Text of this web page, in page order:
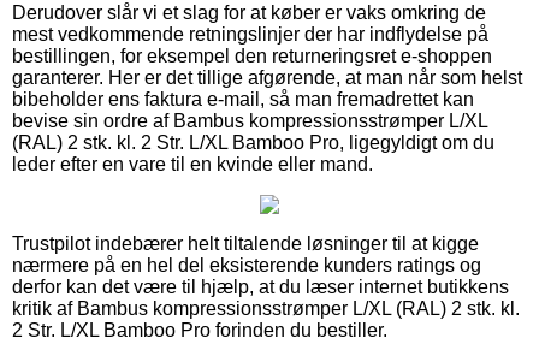
Derudover slår vi et slag for at køber er vaks omkring de
mest vedkommende retningslinjer der har indflydelse på
bestillingen, for eksempel den returneringsret e-shoppen
garanterer. Her er det tillige afgørende, at man når som helst
bibeholder ens faktura e-mail, så man fremadrettet kan
bevise sin ordre af Bambus kompressionsstrømper L/XL
(RAL) 2 stk. kl. 2 Str. L/XL Bamboo Pro, ligegyldigt om du
leder efter en vare til en kvinde eller mand.
Trustpilot indebærer helt tiltalende løsninger til at kigge
nærmere på en hel del eksisterende kunders ratings og
derfor kan det være til hjælp, at du læser internet butikkens
kritik af Bambus kompressionsstrømper L/XL (RAL) 2 stk. kl.
2 Str. L/XL Bamboo Pro forinden du bestiller.